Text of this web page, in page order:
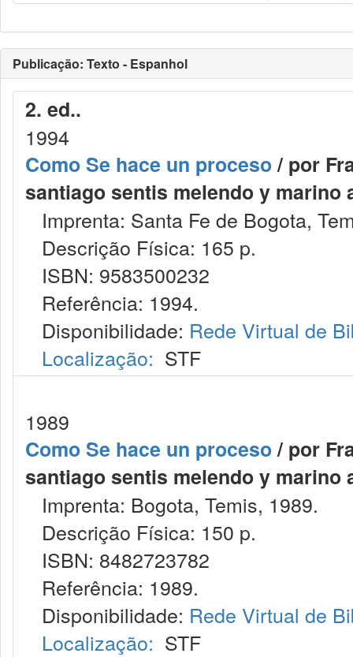
Publicação: Texto - Espanhol
2. ed..
1994
Como Se hace un proceso/ por
santiago sentis melendo y marino
Imprenta: Santa Fe de Bogota,
Descrição Física: 165 p.
ISBN: 9583500232
Referência: 1994.
Disponibilidade: Rede Virtual de
Localização: STF
1989
Como Se hace un proceso/ por
santiago sentis melendo y marino
Imprenta: Bogota, Temis, 1989.
Descrição Física: 150 p.
ISBN: 8482723782
Referência: 1989.
Disponibilidade: Rede Virtual de
Localização: STF